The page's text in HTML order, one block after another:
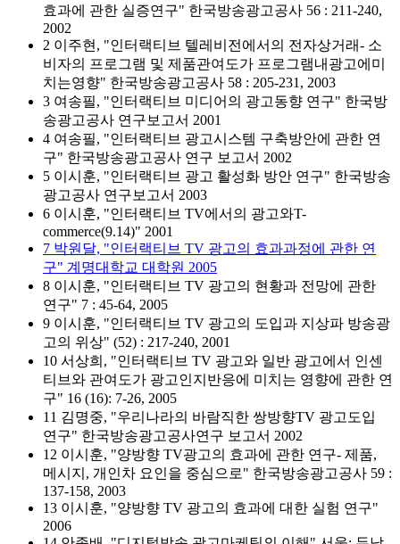
효과에 관한 실증연구" 한국방송광고공사 56 : 211-240,
2002
2 이주현, "인터랙티브 텔레비전에서의 전자상거래- 소
비자의 프로그램 및 제품관여도가 프로그램내광고에미
치는영향" 한국방송광고공사 58 : 205-231, 2003
3 여송필, "인터랙티브 미디어의 광고동향 연구" 한국방
송광고공사 연구보고서 2001
4 여송필, "인터랙티브 광고시스템 구축방안에 관한 연
구" 한국방송광고공사 연구 보고서 2002
5 이시훈, "인터랙티브 광고 활성화 방안 연구" 한국방송
광고공사 연구보고서 2003
6 이시훈, "인터랙티브 TV에서의 광고와T-
commerce(9.14)" 2001
7 박원달, "인터랙티브 TV 광고의 효과과정에 관한 연
구" 계명대학교 대학원 2005
8 이시훈, "인터랙티브 TV 광고의 현황과 전망에 관한
연구" 7 : 45-64, 2005
9 이시훈, "인터랙티브 TV 광고의 도입과 지상파 방송광
고의 위상" (52) : 217-240, 2001
10 서상희, "인터랙티브 TV 광고와 일반 광고에서 인센
티브와 관여도가 광고인지반응에 미치는 영향에 관한 연
구" 16 (16): 7-26, 2005
11 김명중, "우리나라의 바람직한 쌍방향TV 광고도입
연구" 한국방송광고공사연구 보고서 2002
12 이시훈, "양방향 TV광고의 효과에 관한 연구- 제품,
메시지, 개인차 요인을 중심으로" 한국방송광고공사 59 :
137-158, 2003
13 이시훈, "양방향 TV 광고의 효과에 대한 실험 연구"
2006